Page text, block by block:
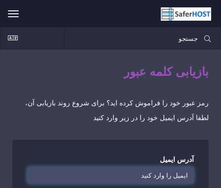
بازیابی کلمه عبور
رمز عبور خود را فراموش کرده اید؟ برای شروع روند بازیابی آن،
لطفا آدرس ایمیل خود را در زیر وارد کنید
آدرس ایمیل